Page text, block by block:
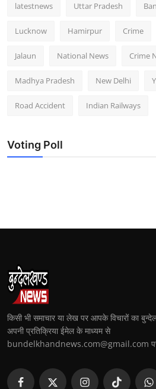
latestnews Uttar Pradesh
Lucknow Hamirpur Crime
Jalaun National News Crime
Madhya Pradesh New Delhi
Road Accident Indian Railways
Voting Poll
किसी भी समाचार या लेख पर आपके विचारों का
अपनी प्रतिक्रिया ईमेल के माध्यम से
bundelkhandnews.com@gmail.com